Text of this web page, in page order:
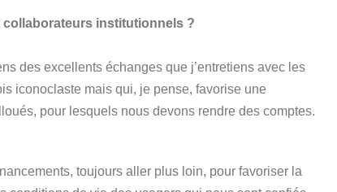
collaborateurs institutionnels ?
des excellents échanges que j’entretiens avec les
iconoclaste mais qui, je pense, favorise une
pour lesquels nous devons rendre des comptes.
toujours aller plus loin, pour favoriser la